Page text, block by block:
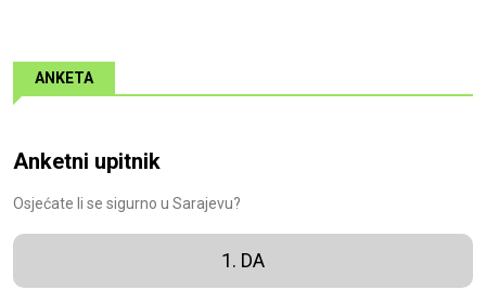
ANKETA
Anketni upitnik
Osjećate li se sigurno u Sarajevu?
1. DA